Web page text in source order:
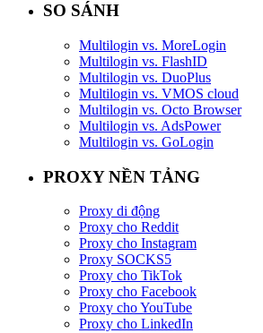
SO SÁNH
Multilogin vs. MoreLogin
Multilogin vs. FlashID
Multilogin vs. DuoPlus
Multilogin vs. VMOS cloud
Multilogin vs. Octo Browser
Multilogin vs. AdsPower
Multilogin vs. GoLogin
PROXY NỀN TẢNG
Proxy di động
Proxy cho Reddit
Proxy cho Instagram
Proxy SOCKS5
Proxy cho TikTok
Proxy cho Facebook
Proxy cho YouTube
Proxy cho LinkedIn